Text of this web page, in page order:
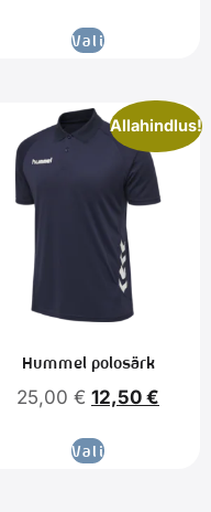
Vali
Allahindlus!
Hummel polosärk
25,00 € 12,50 €
Vali